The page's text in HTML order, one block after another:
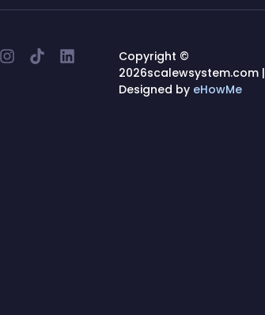
Copyright ©
2026scalewsystem.com |
Designed by eHowMe